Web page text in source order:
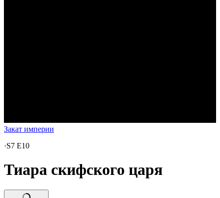
Закат империи
·S7 E10
Тиара скифского царя